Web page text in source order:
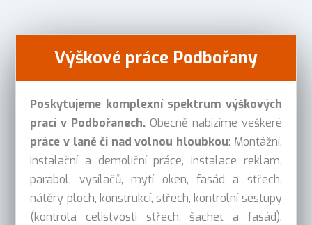
Výškové práce Podbořany
Poskytujeme komplexní spektrum výškových
prací v Podbořanech. Obecně nabízíme veškeré
práce v laně či nad volnou hloubkou: Montážní,
instalační a demoliční práce, instalace reklam,
parabol, vysílačů, mytí oken, fasád a střech,
nátěry ploch, konstrukcí, střech, kontrolní sestupy
(kontrola celistvosti střech, šachet a fasád),